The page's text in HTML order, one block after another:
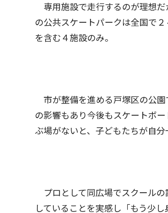
専用施設で走行するのが理想だ
の公共スケートパークは全国で
を含む４施設のみ。
市が整備を進める戸塚区の公園
の影響もあり今後もスケートボ
ぶ場がないと、子どもたちが自分
プロとして同広場でスクールの
していることを実感し「もう少